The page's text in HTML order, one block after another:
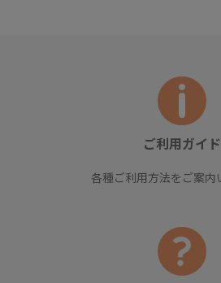
ご利用ガイド
各種ご利用方法をご案内